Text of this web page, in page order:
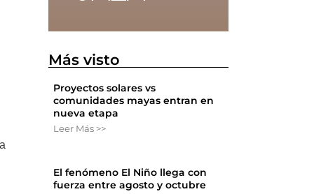
Más visto
Proyectos solares vs
comunidades mayas entran en
nueva etapa
Leer Más >>
El fenómeno El Niño llega con
fuerza entre agosto y octubre